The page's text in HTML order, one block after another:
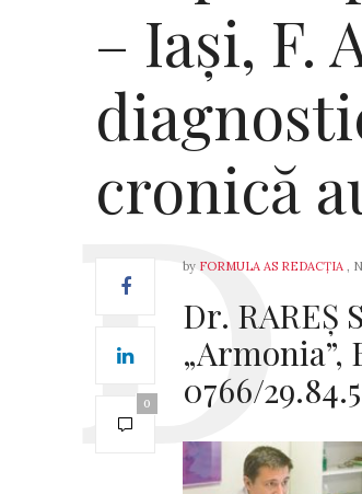
– Iași, F.
cronică
0
by FORMULA AS REDACȚIA ,
Dr. RAREȘ
0766/